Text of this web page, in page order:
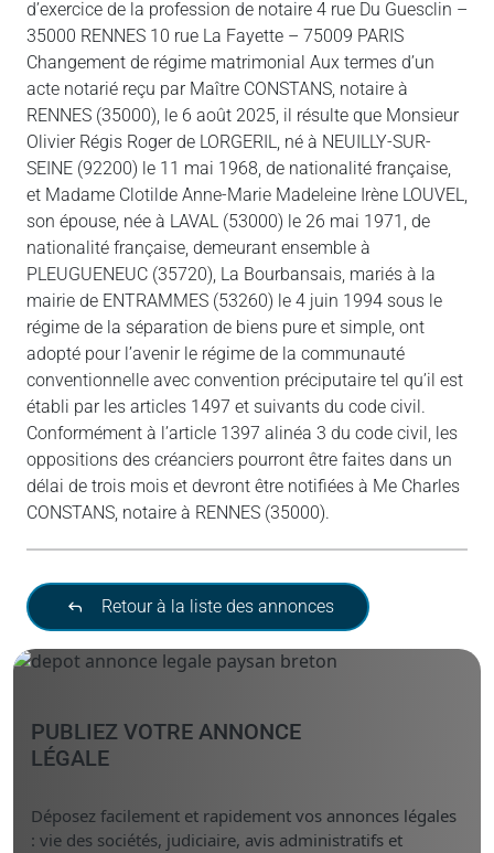
d’exercice de la profession de notaire 4 rue Du Guesclin –
35000 RENNES 10 rue La Fayette – 75009 PARIS
Changement de régime matrimonial Aux termes d’un
acte notarié reçu par Maître CONSTANS, notaire à
RENNES (35000), le 6 août 2025, il résulte que Monsieur
Olivier Régis Roger de LORGERIL, né à NEUILLY-SUR-
SEINE (92200) le 11 mai 1968, de nationalité française,
et Madame Clotilde Anne-Marie Madeleine Irène LOUVEL,
son épouse, née à LAVAL (53000) le 26 mai 1971, de
nationalité française, demeurant ensemble à
PLEUGUENEUC (35720), La Bourbansais, mariés à la
mairie de ENTRAMMES (53260) le 4 juin 1994 sous le
régime de la séparation de biens pure et simple, ont
adopté pour l’avenir le régime de la communauté
conventionnelle avec convention préciputaire tel qu’il est
établi par les articles 1497 et suivants du code civil.
Conformément à l’article 1397 alinéa 3 du code civil, les
oppositions des créanciers pourront être faites dans un
délai de trois mois et devront être notifiées à Me Charles
CONSTANS, notaire à RENNES (35000).
Retour à la liste des annonces
PUBLIEZ VOTRE ANNONCE
LÉGALE
Déposez facilement et rapidement vos annonces légales
: vie des sociétés, judiciaire, avis administratifs et